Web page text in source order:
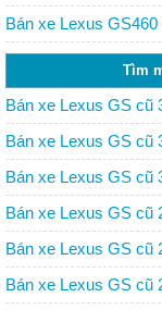
Bán xe Lexus GS460
Tìm
Bán xe Lexus GS cũ
Bán xe Lexus GS cũ
Bán xe Lexus GS cũ
Bán xe Lexus GS cũ
Bán xe Lexus GS cũ
Bán xe Lexus GS cũ